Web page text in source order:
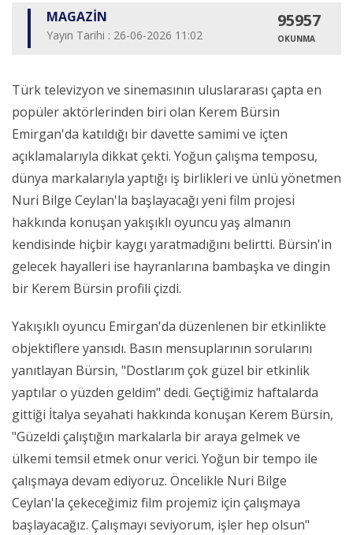
MAGAZİN
Yayın Tarihi : 26-06-2026 11:02
95957
OKUNMA
Türk televizyon ve sinemasının uluslararası çapta en
popüler aktörlerinden biri olan Kerem Bürsin
Emirgan'da katıldığı bir davette samimi ve içten
açıklamalarıyla dikkat çekti. Yoğun çalışma temposu,
dünya markalarıyla yaptığı iş birlikleri ve ünlü yönetmen
Nuri Bilge Ceylan'la başlayacağı yeni film projesi
hakkında konuşan yakışıklı oyuncu yaş almanın
kendisinde hiçbir kaygı yaratmadığını belirtti. Bürsin'in
gelecek hayalleri ise hayranlarına bambaşka ve dingin
bir Kerem Bürsin profili çizdi.
Yakışıklı oyuncu Emirgan'da düzenlenen bir etkinlikte
objektiflere yansıdı. Basın mensuplarının sorularını
yanıtlayan Bürsin, "Dostlarım çok güzel bir etkinlik
yaptılar o yüzden geldim" dedi. Geçtiğimiz haftalarda
gittiği İtalya seyahati hakkında konuşan Kerem Bürsin,
"Güzeldi çalıştığın markalarla bir araya gelmek ve
ülkemi temsil etmek onur verici. Yoğun bir tempo ile
çalışmaya devam ediyoruz. Öncelikle Nuri Bilge
Ceylan'la çekeceğimiz film projemiz için çalışmaya
başlayacağız. Çalışmayı seviyorum, işler hep olsun"